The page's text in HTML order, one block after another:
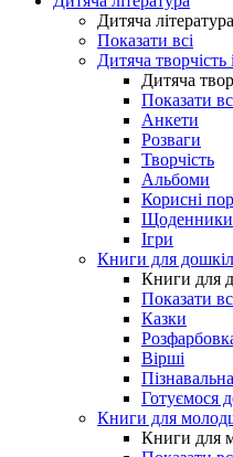
Дитяча література
Показати всі
Дитяча творчість
Дитяча
Показати
Анкети
Розваги
Творчість
Альбоми
Корисні
Щоденники
Ігри
Книги для
Книги для
Показати
Казки
Вірші
Готуємося
Книги для
Книги для